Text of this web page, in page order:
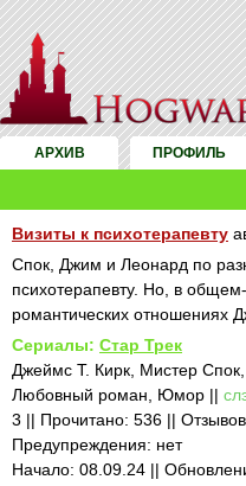
АРХИВ ПРОФИЛЬ
Визиты к психотерапевту
Спок, Джим и Леонард по
психотерапевту. Но, в
романтических отношениях
Сериалы: Стар Трек
Джеймс Т. Кирк, Мистер
Любовный роман, Юмор ||
3 || Прочитано: 536 ||
Предупреждения: нет
Начало: 08.09.24 ||